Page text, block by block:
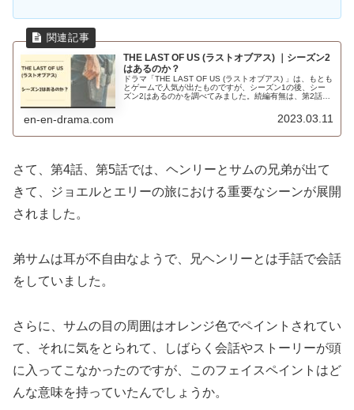
THE LAST OF US (ラストオブアス) ｜シーズン2
はあるのか？
ドラマ「THE LAST OF US (ラストオブアス) 」は、もとも
とゲームで人気が出たものですが、シーズン1の後、シー
ズン2はあるのかを調べてみました。続編有無は、第2話の
en-en-drama.com 2023.03.11
さて、第4話、第5話では、ヘンリーとサムの兄弟が出て
きて、ジョエルとエリーの旅における重要なシーンが展開
されました。
弟サムは耳が不自由なようで、兄ヘンリーとは手話で会話
をしていました。
さらに、サムの目の周囲はオレンジ色でペイントされてい
て、それに気をとられて、しばらく会話やストーリーが頭
に入ってこなかったのですが、このフェイスペイントはど
んな意味を持っていたんでしょうか。